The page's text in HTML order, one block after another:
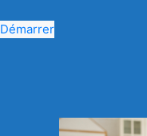
Démarrer